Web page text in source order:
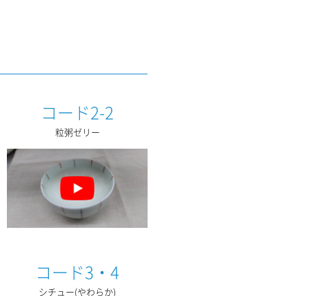
コード2-2
粒粥ゼリー
コード3・4
シチュー(やわらか)